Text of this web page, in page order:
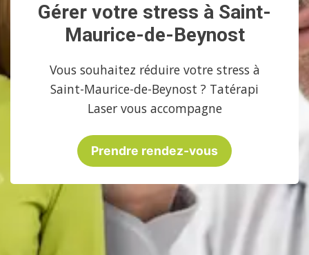
Gérer votre stress à Saint-
Maurice-de-Beynost
Vous souhaitez réduire votre stress à
Saint-Maurice-de-Beynost ? Tatérapi
Laser vous accompagne
Prendre rendez-vous